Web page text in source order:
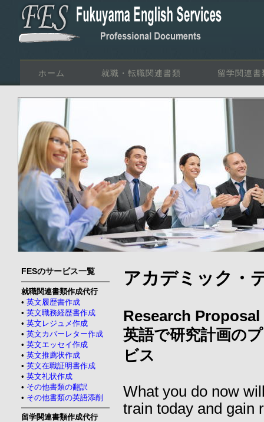
ホーム 就職・転職関連書類 留学関連書
FESのサービス一覧
就職関連書類作成代行
• 英文履歴書作成
• 英文職務経歴書作成
• 英文レジュメ作成
• 英文カバーレター作成
• 英文エッセイ作成
• 英文推薦状作成
• 英文在職証明書作成
• 英文礼状作成
• その他書類の翻訳
• その他書類の英語添削
留学関連書類作成代行
アカデミック・
Research
英語で研究計画の
ビス
What you do now
train today and gain